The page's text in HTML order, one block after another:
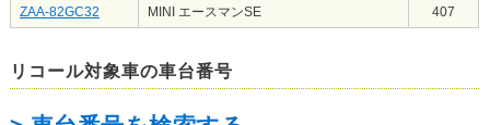
ZAA-82GC32 MINI エースマンSE 407
リコール対象車の車台番号